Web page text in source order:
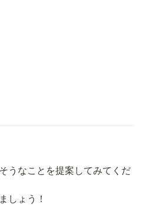
うなことを提案してみてくだ
しょう！